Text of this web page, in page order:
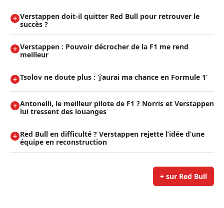
Verstappen doit-il quitter Red Bull pour retrouver le
succès ?
Verstappen : Pouvoir décrocher de la F1 me rend
meilleur
Tsolov ne doute plus : ’j’aurai ma chance en Formule 1’
Antonelli, le meilleur pilote de F1 ? Norris et Verstappen
lui tressent des louanges
Red Bull en difficulté ? Verstappen rejette l’idée d’une
équipe en reconstruction
+ sur Red Bull